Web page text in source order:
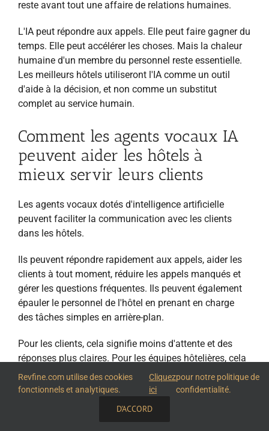
reste avant tout une affaire de relations humaines.
L'IA peut répondre aux appels. Elle peut faire gagner du
temps. Elle peut accélérer les choses. Mais la chaleur
humaine d'un membre du personnel reste essentielle.
Les meilleurs hôtels utiliseront l'IA comme un outil
d'aide à la décision, et non comme un substitut
complet au service humain.
Comment les agents vocaux IA
peuvent aider les hôtels à
mieux servir leurs clients
Les agents vocaux dotés d'intelligence artificielle
peuvent faciliter la communication avec les clients
dans les hôtels.
Ils peuvent répondre rapidement aux appels, aider les
clients à tout moment, réduire les appels manqués et
gérer les questions fréquentes. Ils peuvent également
épauler le personnel de l'hôtel en prenant en charge
des tâches simples en arrière-plan.
Pour les clients, cela signifie moins d'attente et des
réponses plus claires. Pour les équipes hôtelières, cela
signifie moins de pression et plus de temps pour un
service personnalisé.
Utilisées à bon escient, les assistants vocaux IA
PARTAGEZ CETTE CONNAISSANCE
Revfine.com utilise des cookies
fonctionnels et analytiques.
Cliquez
ici
pour notre politique de
confidentialité.
D'ACCORD